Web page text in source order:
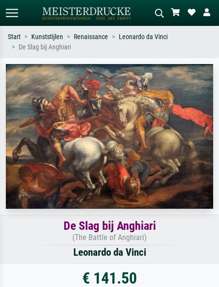
Zoek op kunstenaar, titel of stijl – bijv.
Monet, Sterrennacht, impressionisme,
Hokusai-golf, naakt.
Beschrijf de scène – bijv. groene
weide, abstract met veel rood, donker
olieverfschilderij, staand naakt naast
een boom.
Start Kunststijlen Renaissance
Leonardo da Vinci
De Slag bij Anghiari
De Slag bij Anghiari
(The Battle of Anghiari)
Leonardo da Vinci
€ 141.50